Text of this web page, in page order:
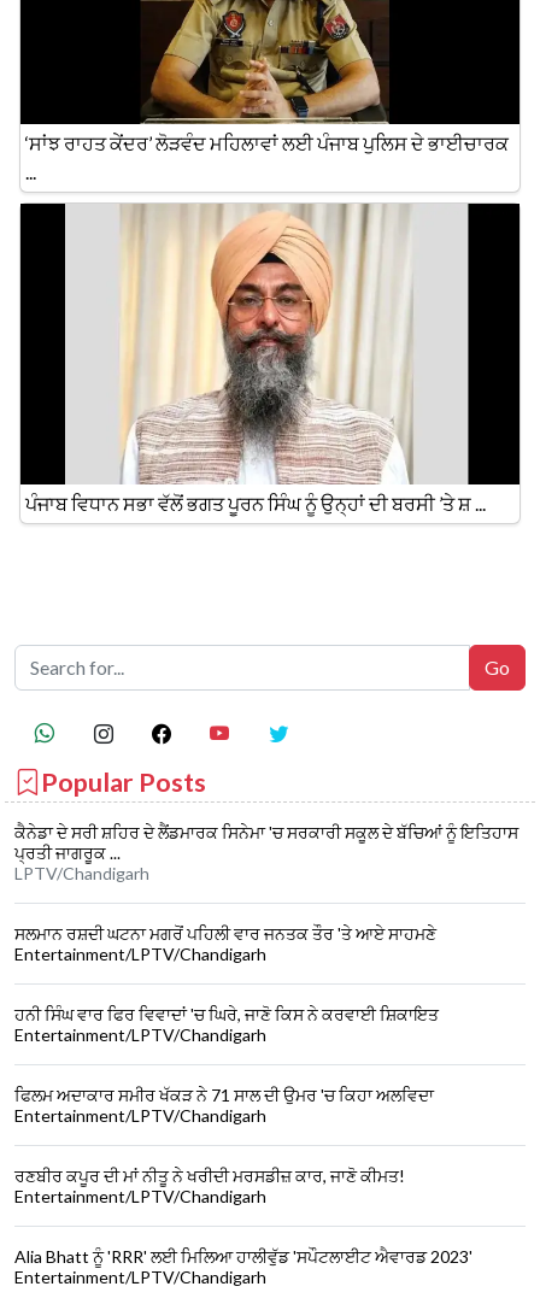
‘ਸਾਂਝ ਰਾਹਤ ਕੇਂਦਰ’ ਲੋੜਵੰਦ ਮਹਿਲਾਵਾਂ ਲਈ ਪੰਜਾਬ ਪੁਲਿਸ ਦੇ ਭਾਈਚਾਰਕ
...
ਪੰਜਾਬ ਵਿਧਾਨ ਸਭਾ ਵੱਲੋਂ ਭਗਤ ਪੂਰਨ ਸਿੰਘ ਨੂੰ ਉਨ੍ਹਾਂ ਦੀ ਬਰਸੀ ’ਤੇ ਸ਼ ...
Popular Posts
ਕੈਨੇਡਾ ਦੇ ਸਰੀ ਸ਼ਹਿਰ ਦੇ ਲੈਂਡਮਾਰਕ ਸਿਨੇਮਾ 'ਚ ਸਰਕਾਰੀ ਸਕੂਲ ਦੇ ਬੱਚਿਆਂ ਨੂੰ ਇਤਿਹਾਸ
ਪ੍ਰਤੀ ਜਾਗਰੂਕ ...
LPTV/Chandigarh
ਸਲਮਾਨ ਰਸ਼ਦੀ ਘਟਨਾ ਮਗਰੋਂ ਪਹਿਲੀ ਵਾਰ ਜਨਤਕ ਤੌਰ 'ਤੇ ਆਏ ਸਾਹਮਣੇ
Entertainment/LPTV/Chandigarh
ਹਨੀ ਸਿੰਘ ਵਾਰ ਫਿਰ ਵਿਵਾਦਾਂ 'ਚ ਘਿਰੇ, ਜਾਣੋ ਕਿਸ ਨੇ ਕਰਵਾਈ ਸ਼ਿਕਾਇਤ
Entertainment/LPTV/Chandigarh
ਫਿਲਮ ਅਦਾਕਾਰ ਸਮੀਰ ਖੱਕੜ ਨੇ 71 ਸਾਲ ਦੀ ਉਮਰ 'ਚ ਕਿਹਾ ਅਲਵਿਦਾ
Entertainment/LPTV/Chandigarh
ਰਣਬੀਰ ਕਪੂਰ ਦੀ ਮਾਂ ਨੀਤੂ ਨੇ ਖਰੀਦੀ ਮਰਸਡੀਜ਼ ਕਾਰ, ਜਾਣੋ ਕੀਮਤ!
Entertainment/LPTV/Chandigarh
Alia Bhatt ਨੂੰ 'RRR' ਲਈ ਮਿਲਿਆ ਹਾਲੀਵੁੱਡ 'ਸਪੌਟਲਾਈਟ ਐਵਾਰਡ 2023'
Entertainment/LPTV/Chandigarh